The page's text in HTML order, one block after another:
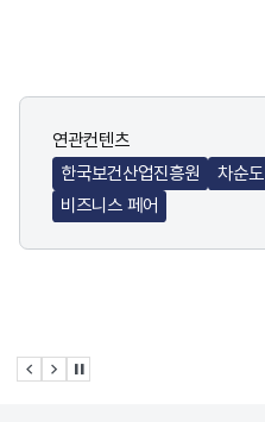
연관컨텐츠
한국보건산업진흥원
차순도
비즈니스 페어
이전 슬라이드
다음 슬라이드
관련사이트 자동재생 멈춤